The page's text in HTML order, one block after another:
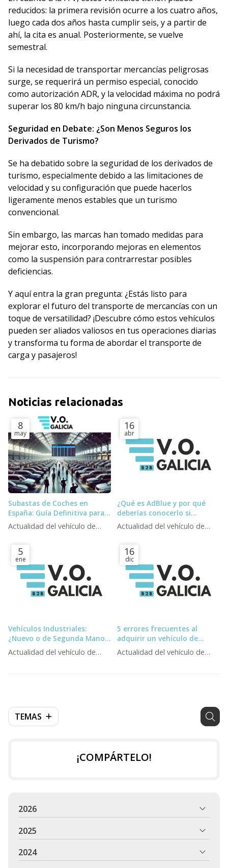
TEMAS
reducidos: la primera revisión ocurre a los cuatro años,
luego cada dos años hasta cumplir seis, y a partir de
ahí, la cita es anual. Posteriormente, se vuelve
semestral.
Si la necesidad de transportar mercancías peligrosas
surge, se requerirá un permiso especial, conocido
como autorización ADR, y la velocidad máxima no podrá
superar los 80 km/h bajo ninguna circunstancia.
Seguridad en Debate: ¿Son Menos Seguros los
Derivados de Turismo?
Se ha debatido sobre la seguridad de los derivados de
turismo, especialmente debido a las limitaciones de
velocidad y su configuración que puede hacerlos
ligeramente menos estables que un turismo
convencional.
Sin embargo, las marcas han tomado medidas para
mejorar esto, incorporando mejoras en elementos
como la suspensión para contrarrestar posibles
deficiencias.
Y aquí entra la gran pregunta: ¿Estás listo para
explorar el futuro del transporte de mercancías con un
toque de versatilidad? ¡Descubre cómo estos vehículos
pueden ser aliados valiosos en tus operaciones diarias
y transforma tu forma de abordar el transporte de
carga y pasajeros!
Noticias relacionadas
8
may
Subastas de Coches en
España: Guía Definitiva para
Profesionales (Y la
Alternativa )
Actualidad del vehículo de
16
abr
¿Qué es AdBlue y por qué
deberías conocerlo si
trabajas con vehículos
diésel?
Actualidad del vehículo de
5
ene
Vehículos Industriales:
¿Nuevo o de Segunda Mano?
Guía 2025
Actualidad del vehículo de
16
dic
5 errores frecuentes al
adquirir un vehículo de
ocasión y cómo evitarlos
Actualidad del vehículo de
¡COMPÁRTELO!
2026
2025
2024